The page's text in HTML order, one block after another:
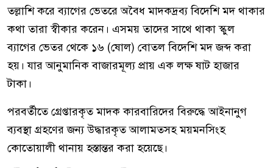
তল্লাশি করে ব্যাগের ভেতরে অবৈধ মাদকদ্রব্য বিদেশি মদ থাকার
কথা তারা স্বীকার করেন। এসময় তাদের সাথে থাকা স্কুল
ব্যাগের ভেতর থেকে ১৬ (ষোল) বোতল বিদেশি মদ জব্দ করা
হয়। যার আনুমানিক বাজারমূল্য প্রায় এক লক্ষ ষাট হাজার
টাকা।
পরবর্তীতে গ্রেপ্তারকৃত মাদক কারবারিদের বিরুদ্ধে আইনানুগ
ব্যবস্থা গ্রহণের জন্য উদ্ধারকৃত আলামতসহ ময়মনসিংহ
কোতোয়ালী থানায় হস্তান্তর করা হয়েছে।